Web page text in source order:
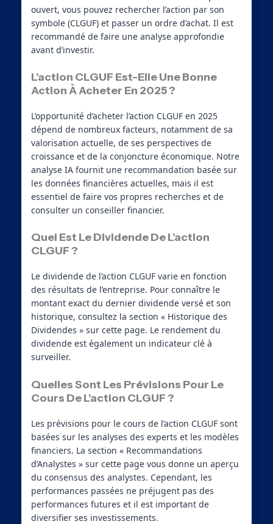
ouvert, vous pouvez rechercher l’action par son
symbole (CLGUF) et passer un ordre d’achat. Il est
recommandé de faire une analyse approfondie
avant d’investir.
L’action CLGUF Est-Elle Une Bonne
Action À Acheter En 2025 ?
L’opportunité d’acheter l’action CLGUF en 2025
dépend de nombreux facteurs, notamment de sa
valorisation actuelle, de ses perspectives de
croissance et de la conjoncture économique. Notre
analyse IA fournit une recommandation basée sur
les données financières actuelles, mais il est
essentiel de faire vos propres recherches et de
consulter un conseiller financier.
Quel Est Le Dividende De L’action
CLGUF ?
Le dividende de l’action CLGUF varie en fonction
des résultats de l’entreprise. Pour connaître le
montant exact du dernier dividende versé et son
historique, consultez la section « Historique des
Dividendes » sur cette page. Le rendement du
dividende est également un indicateur clé à
surveiller.
Quelles Sont Les Prévisions Pour Le
Cours De L’action CLGUF ?
Les prévisions pour le cours de l’action CLGUF sont
basées sur les analyses des experts et les modèles
financiers. La section « Recommandations
d’Analystes » sur cette page vous donne un aperçu
du consensus des analystes. Cependant, les
performances passées ne préjugent pas des
performances futures et il est important de
diversifier ses investissements.